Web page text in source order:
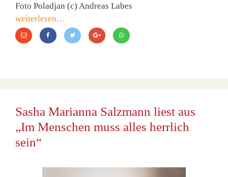
Foto Poladjan (c) Andreas Labes
weiterlesen…
Sasha Marianna Salzmann liest aus
„Im Menschen muss alles herrlich
sein“